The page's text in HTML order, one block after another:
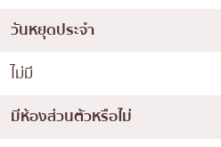
วันหยุดประจำ
ไม่มี
มีห้องส่วนตัวหรือไม่